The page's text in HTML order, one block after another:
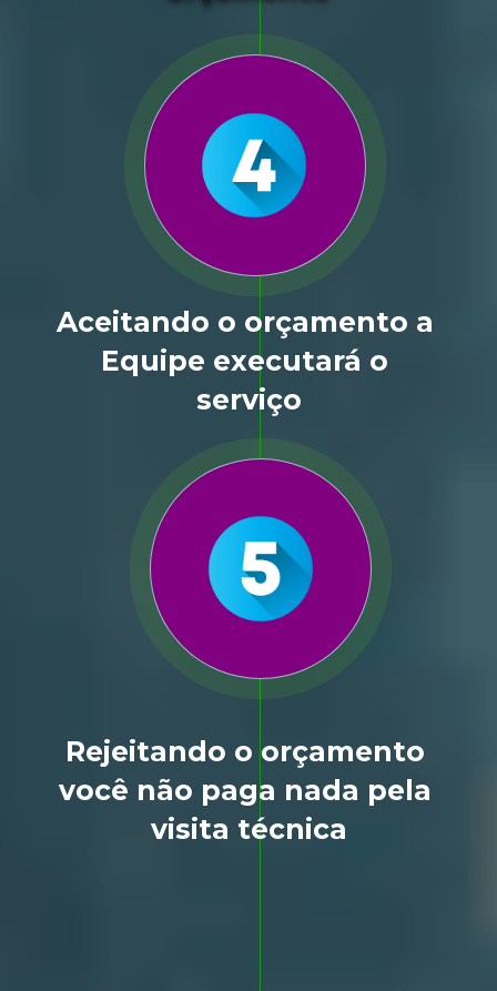
Rejeitando o orçamento
você não paga nada pela
visita técnica
Aceitando o orçamento a
Equipe executará o
serviço